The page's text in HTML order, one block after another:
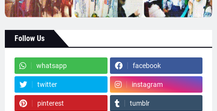
Follow Us
whatsapp facebook
twitter instagram
pinterest tumblr